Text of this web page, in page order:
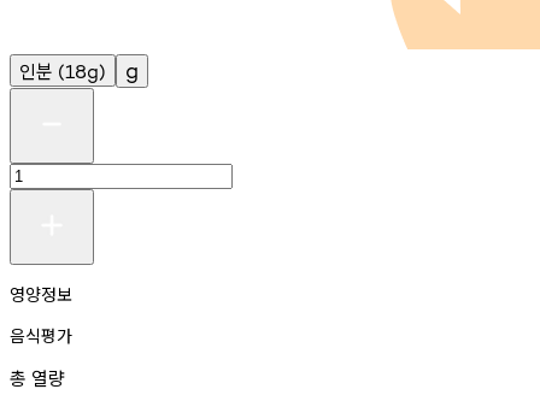
인분 (18g) g
영양정보
음식평가
총 열량